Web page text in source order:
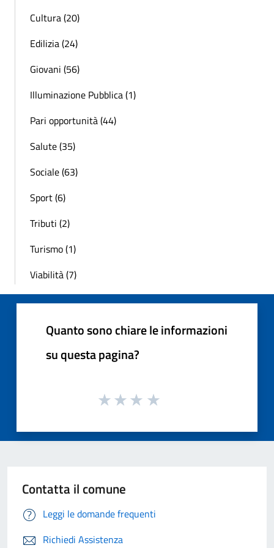
Cultura (20)
Edilizia (24)
Giovani (56)
Illuminazione Pubblica (1)
Pari opportunità (44)
Salute (35)
Sociale (63)
Sport (6)
Tributi (2)
Turismo (1)
Viabilità (7)
Quanto sono chiare le informazioni
su questa pagina?
Contatta il comune
Leggi le domande frequenti
Richiedi Assistenza